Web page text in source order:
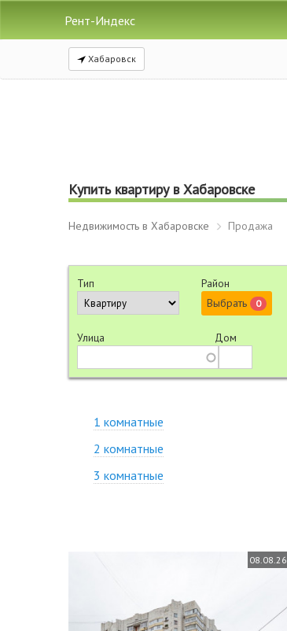
Рент-Индекс
Хабаровск
Купить квартиру в Хабаровске
Недвижимость в Хабаровске Продажа
Тип
Район
Выбрать
0
Улица Дом
1 комнатные
2 комнатные
3 комнатные
08.08.26